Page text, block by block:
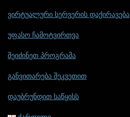
ვირტუალური სერვერის დაქირავება
უფასო ჩამოტვირთვა
შეიძინეთ პროგრამა
განვითარება შეკვეთით
დაუბრუნდით საწყისს